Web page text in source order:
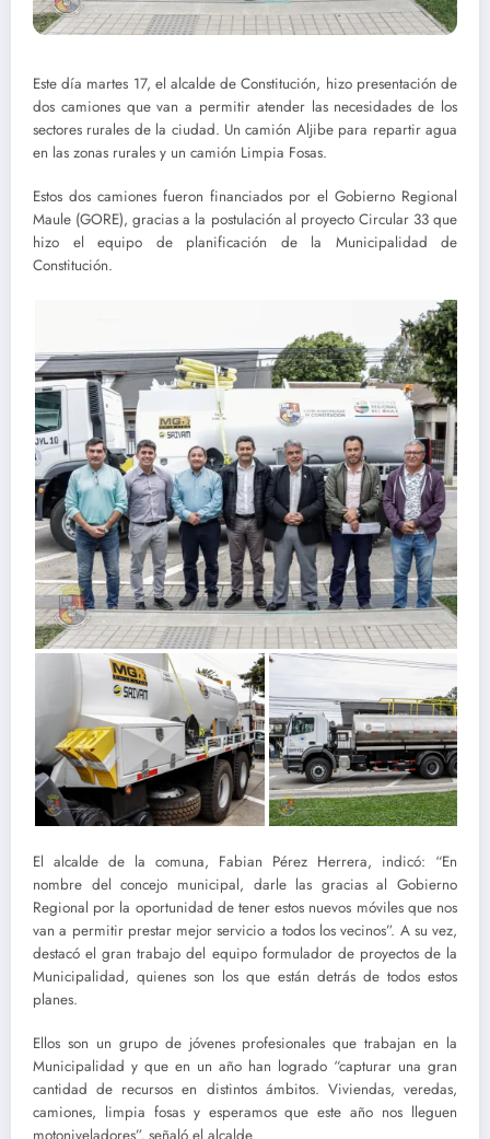
Este día martes 17, el alcalde de Constitución, hizo presentación de
dos camiones que van a permitir atender las necesidades de los
sectores rurales de la ciudad. Un camión Aljibe para repartir agua
en las zonas rurales y un camión Limpia Fosas.
Estos dos camiones fueron financiados por el Gobierno Regional
Maule (GORE), gracias a la postulación al proyecto Circular 33 que
hizo el equipo de planificación de la Municipalidad de
Constitución.
El alcalde de la comuna, Fabian Pérez Herrera, indicó: “En
nombre del concejo municipal, darle las gracias al Gobierno
Regional por la oportunidad de tener estos nuevos móviles que nos
van a permitir prestar mejor servicio a todos los vecinos”. A su vez,
destacó el gran trabajo del equipo formulador de proyectos de la
Municipalidad, quienes son los que están detrás de todos estos
planes.
Ellos son un grupo de jóvenes profesionales que trabajan en la
Municipalidad y que en un año han logrado “capturar una gran
cantidad de recursos en distintos ámbitos. Viviendas, veredas,
camiones, limpia fosas y esperamos que este año nos lleguen